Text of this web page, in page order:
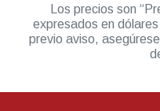
Los precios son
expresados en
previo aviso,